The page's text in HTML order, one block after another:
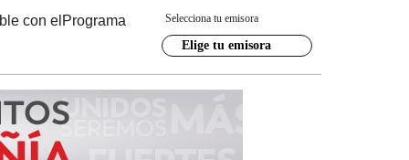
con el Programa Selecciona tu emisora
Elige tu emisora